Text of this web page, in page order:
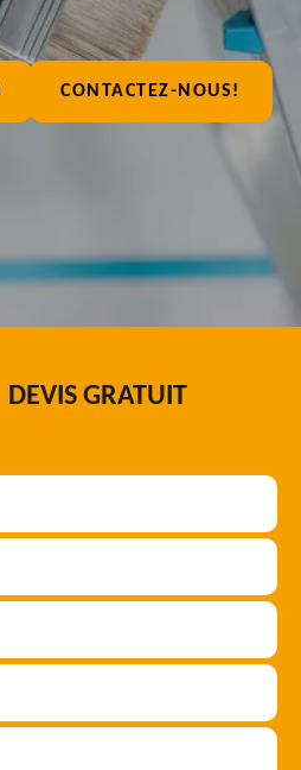
CONTACTEZ-NOUS!
DEVIS GRATUIT